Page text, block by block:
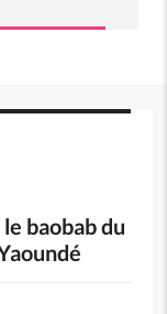
baobab du